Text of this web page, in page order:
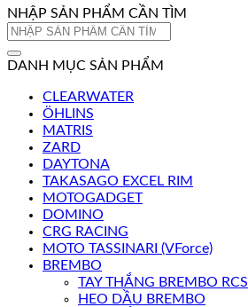
NHẬP SẢN PHẨM CẦN TÌM
Tìm
DANH MỤC SẢN PHẨM
CLEARWATER
ÖHLINS
MATRIS
ZARD
DAYTONA
TAKASAGO EXCEL RIM
MOTOGADGET
DOMINO
CRG RACING
MOTO TASSINARI (VForce)
BREMBO
TAY THẮNG BREMBO RCS
HEO DẦU BREMBO